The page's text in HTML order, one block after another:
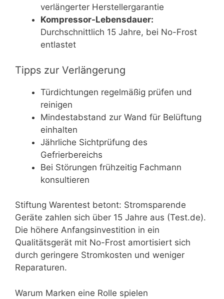
verlängerter Herstellergarantie
Kompressor-Lebensdauer:
Durchschnittlich 15 Jahre, bei No-Frost
entlastet
Tipps zur Verlängerung
Türdichtungen regelmäßig prüfen und
reinigen
Mindestabstand zur Wand für Belüftung
einhalten
Jährliche Sichtprüfung des
Gefrierbereichs
Bei Störungen frühzeitig Fachmann
konsultieren
Stiftung Warentest betont: Stromsparende
Geräte zahlen sich über 15 Jahre aus (Test.de).
Die höhere Anfangsinvestition in ein
Qualitätsgerät mit No-Frost amortisiert sich
durch geringere Stromkosten und weniger
Reparaturen.
Warum Marken eine Rolle spielen